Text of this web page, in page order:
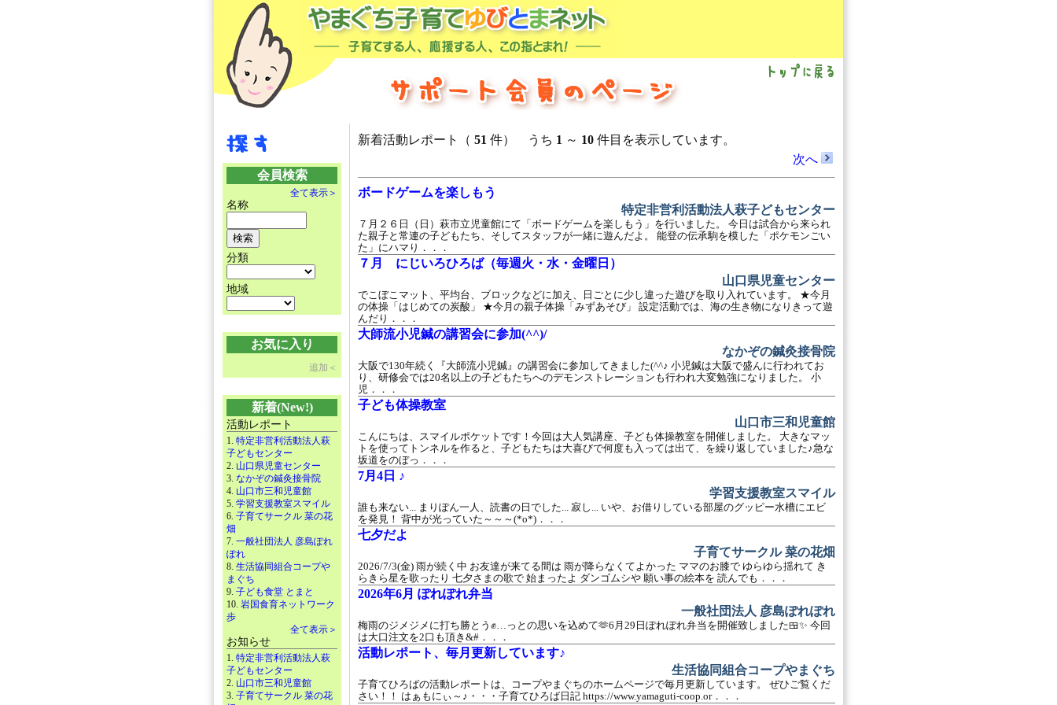
会員検索
全て表示＞
名称
分類
地域
お気に入り
追加＜
新着(New!)
活動レポート
1. 特定非営利活動法人萩
子どもセンター
2. 山口県児童センター
3. なかぞの鍼灸接骨院
4. 山口市三和児童館
5. 学習支援教室スマイル
6. 子育てサークル 菜の花
畑
7. 一般社団法人 彦島ぽれ
ぽれ
8. 生活協同組合コープや
まぐち
9. 子ども食堂 とまと
10. 岩国食育ネットワーク
歩
全て表示＞
お知らせ
1. 特定非営利活動法人萩
子どもセンター
2. 山口市三和児童館
3. 子育てサークル 菜の花
新着活動レポート（ 51 件） うち 1 ～ 10 件目を表示しています。
次へ
ボードゲームを楽しもう
特定非営利活動法人萩子どもセンター
７月２６日（日）萩市立児童館にて「ボードゲームを楽しもう」を行いました。 今日は試合から来られ
た親子と常連の子どもたち、そしてスタッフが一緒に遊んだよ。 能登の伝承駒を模した「ポケモンごい
た」にハマり．．．
７月 にじいろひろば（毎週火・水・金曜日）
山口県児童センター
でこぼこマット、平均台、ブロックなどに加え、日ごとに少し違った遊びを取り入れています。 ★今月
の体操「はじめての炭酸」 ★今月の親子体操「みずあそび」 設定活動では、海の生き物になりきって遊
んだり．．．
大師流小児鍼の講習会に参加(^^)/
なかぞの鍼灸接骨院
大阪で130年続く『大師流小児鍼』の講習会に参加してきました(^^♪ 小児鍼は大阪で盛んに行われてお
り、研修会では20名以上の子どもたちへのデモンストレーションも行われ大変勉強になりました。 小
児．．．
子ども体操教室
山口市三和児童館
こんにちは、スマイルポケットです！今回は大人気講座、子ども体操教室を開催しました。 大きなマッ
トを使ってトンネルを作ると、子どもたちは大喜びで何度も入っては出て、を繰り返していました♪急な
坂道をのぼっ．．．
7月4日 ♪
学習支援教室スマイル
誰も来ない... まりぽん一人、読書の日でした... 寂し... いや、お借りしている部屋のグッピー水槽にエビ
を発見！ 背中が光っていた～～～(*o*)．．．
七夕だよ
子育てサークル 菜の花畑
2026/7/3(金) 雨が続く中 お友達が来てる間は 雨が降らなくてよかった ママのお膝で ゆらゆら揺れて き
らきら星を歌ったり 七夕さまの歌で 始まったよ ダンゴムシや 願い事の絵本を 読んでも．．．
2026年6月 ぽれぽれ弁当
一般社団法人 彦島ぽれぽれ
梅雨のジメジメに打ち勝とう✊…っとの思いを込めて🫶6月29日ぽれぽれ弁当を開催致しました🍱✨️ 今回
は大口注文を2口も頂き&#．．．
活動レポート、毎月更新しています♪
生活協同組合コープやまぐち
子育てひろばの活動レポートは、コープやまぐちのホームページで毎月更新しています。 ぜひご覧くだ
さい！！ はぁもにぃ～♪・・・子育てひろば日記 https://www.yamaguti-coop.or．．．